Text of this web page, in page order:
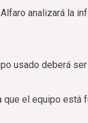
analizará la
usado deberá
el equipo está